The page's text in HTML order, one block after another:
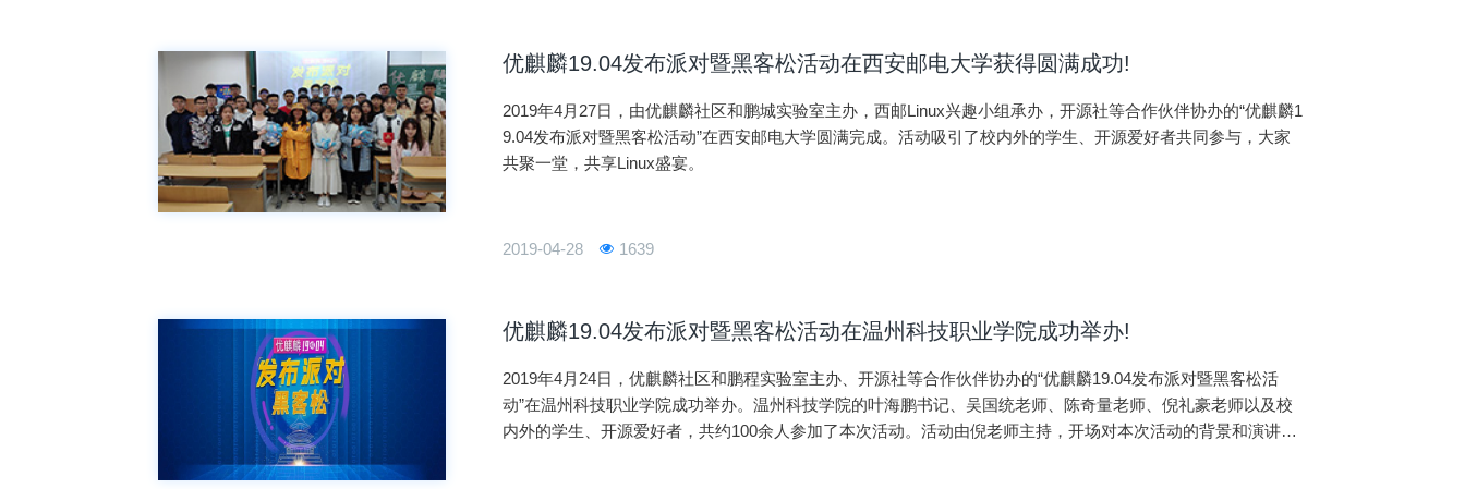
优麒麟19.04发布派对暨黑客松活动在西安邮电大学获得圆满成功!
2019年4月27日，由优麒麟社区和鹏城实验室主办，西邮Linux兴趣小组承办，开源社等合作伙伴协办的“优麒麟1
9.04发布派对暨黑客松活动”在西安邮电大学圆满完成。活动吸引了校内外的学生、开源爱好者共同参与，大家
共聚一堂，共享Linux盛宴。
2019-04-28 1639
优麒麟19.04发布派对暨黑客松活动在温州科技职业学院成功举办!
2019年4月24日，优麒麟社区和鹏程实验室主办、开源社等合作伙伴协办的“优麒麟19.04发布派对暨黑客松活
动”在温州科技职业学院成功举办。温州科技学院的叶海鹏书记、吴国统老师、陈奇量老师、倪礼豪老师以及校
内外的学生、开源爱好者，共约100余人参加了本次活动。活动由倪老师主持，开场对本次活动的背景和演讲嘉